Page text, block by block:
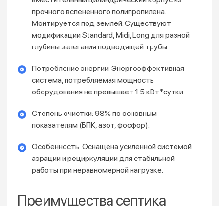
прочного вспененного полипропилена.
Монтируется под землей. Существуют
модификации Standard, Midi, Long для разной
глубины залегания подводящей трубы.
Потребление энергии: Энергоэффективная
система, потребляемая мощность
оборудования не превышает 1.5 кВт*сутки.
Степень очистки: 98% по основным
показателям (БПК, азот, фосфор).
Особенность: Оснащена усиленной системой
аэрации и рециркуляции для стабильной
работы при неравномерной нагрузке.
Преимущества септика